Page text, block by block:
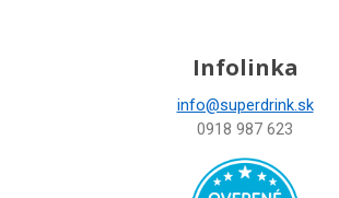
Infolinka
info@superdrink.sk
0918 987 623